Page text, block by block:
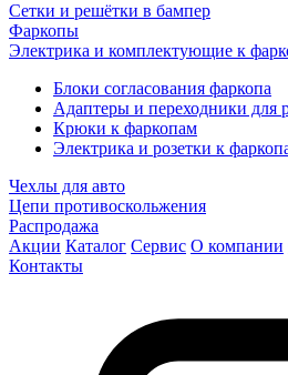
Сетки и решётки в бампер
Фаркопы
Электрика и комплектующие к
Блоки согласования фаркопа
Адаптеры и переходники для
Крюки к фаркопам
Электрика и розетки к
Чехлы для авто
Цепи противоскольжения
Распродажа
Акции Каталог Сервис О компании
Контакты